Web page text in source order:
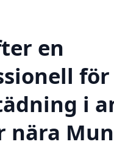
en
för
i
nära